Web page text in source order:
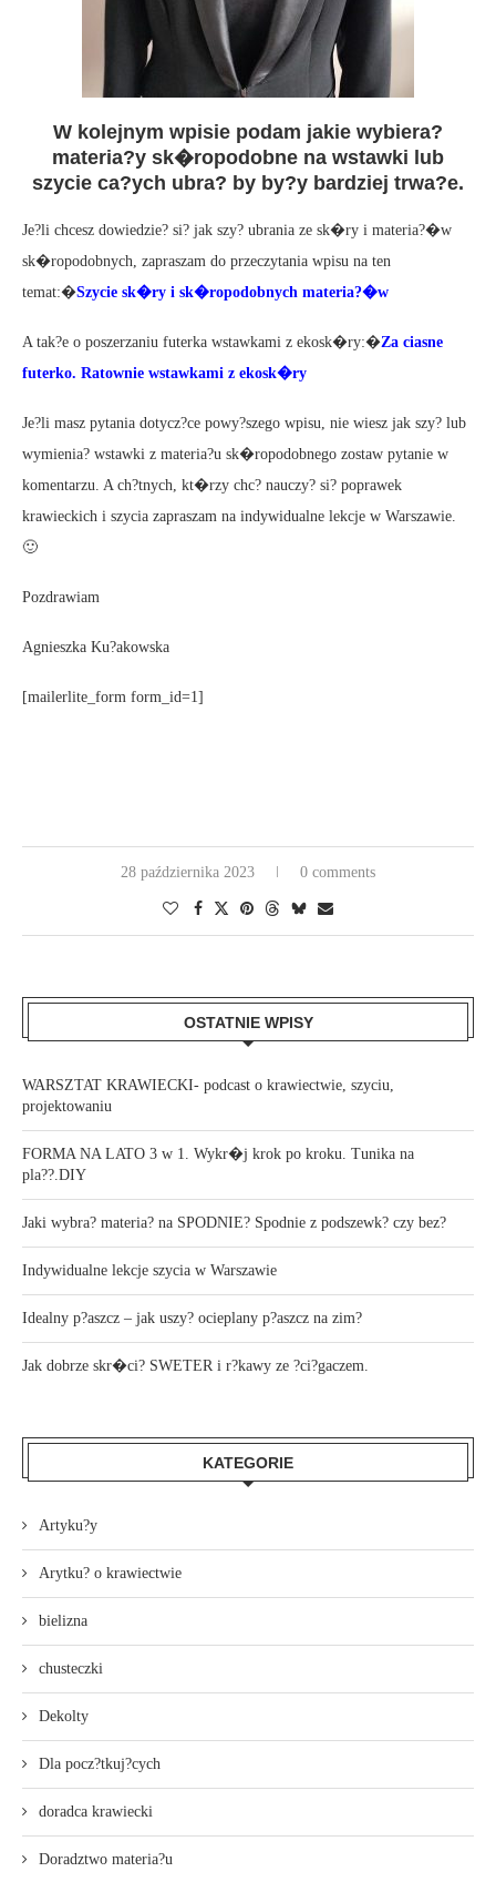
W kolejnym wpisie podam jakie wybiera?
materia?y sk�ropodobne na wstawki lub
szycie ca?ych ubra? by by?y bardziej trwa?e.
Je?li chcesz dowiedzie? si? jak szy? ubrania ze sk�ry i materia?�w
sk�ropodobnych, zapraszam do przeczytania wpisu na ten
temat:�Szycie sk�ry i sk�ropodobnych materia?�w
A tak?e o poszerzaniu futerka wstawkami z ekosk�ry:�Za ciasne
futerko. Ratownie wstawkami z ekosk�ry
Je?li masz pytania dotycz?ce powy?szego wpisu, nie wiesz jak szy? lub
wymienia? wstawki z materia?u sk�ropodobnego zostaw pytanie w
komentarzu. A ch?tnych, kt�rzy chc? nauczy? si? poprawek
krawieckich i szycia zapraszam na indywidualne lekcje w Warszawie.
🙂
Pozdrawiam
Agnieszka Ku?akowska
[mailerlite_form form_id=1]
28 października 2023 0 comments
OSTATNIE WPISY
WARSZTAT KRAWIECKI- podcast o krawiectwie, szyciu,
projektowaniu
FORMA NA LATO 3 w 1. Wykr�j krok po kroku. Tunika na
pla??.DIY
Jaki wybra? materia? na SPODNIE? Spodnie z podszewk? czy bez?
Indywidualne lekcje szycia w Warszawie
Idealny p?aszcz – jak uszy? ocieplany p?aszcz na zim?
Jak dobrze skr�ci? SWETER i r?kawy ze ?ci?gaczem.
KATEGORIE
Artyku?y
Arytku? o krawiectwie
bielizna
chusteczki
Dekolty
Dla pocz?tkuj?cych
doradca krawiecki
Doradztwo materia?u